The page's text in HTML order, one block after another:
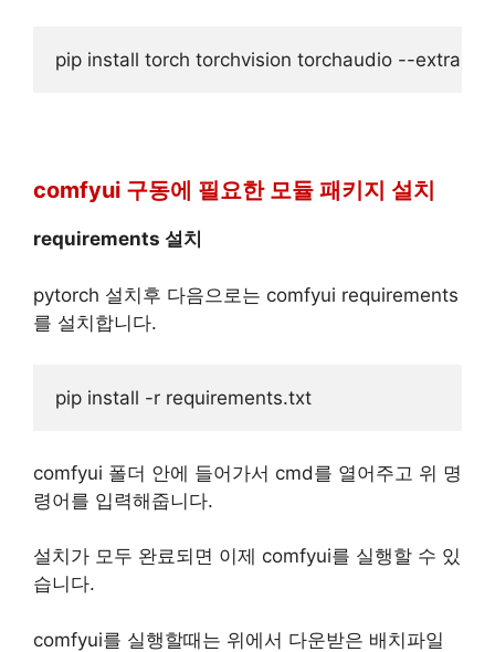
comfyui 구동에 필요한 모듈 패키지 설치
requirements 설치
pytorch 설치후 다음으로는 comfyui requirements
를 설치합니다.
comfyui 폴더 안에 들어가서 cmd를 열어주고 위 명
령어를 입력해줍니다.
설치가 모두 완료되면 이제 comfyui를 실행할 수 있
습니다.
comfyui를 실행할때는 위에서 다운받은 배치파일